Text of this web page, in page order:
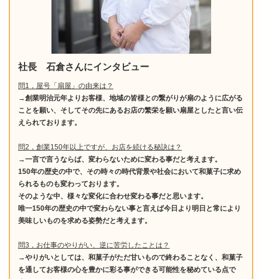
社長 石倉さんにインタビュー
問1， 屋号「扇屋」の由来は？
→創業明治元年よりお客様、地域の皆様との繋がりが扇のように広がる
ことを願い、そしてその先にあるお店の繁栄を願い扇屋としたと言い伝
えられております。
問2， 創業150年以上ですが、お店を続ける秘訣は？
→一言で言うならば、変わらないために変わる事だと考えます。
150年の歴史の中で、その時々の時代背景や社会において和菓子に求め
られるものも変わっております。
そのような中、様々な変化に合わせ変わる事だと思います。
唯一150年の歴史の中で変わらない事と言えば今日より明日と常により
美味しいものを求める姿勢だと考えます。
問3， お仕事のやりがい、逆に苦労したことは？
→やりがいとしては、和菓子がただ甘いもので終わることなく、和菓子
を通してお客様の心を豊かに彩る事ができる可能性を秘めている点で